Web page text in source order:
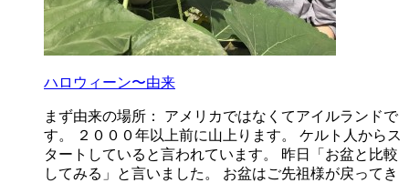
ハロウィーン〜由来
まず由来の場所： アメリカではなくてアイルランドで
す。 ２０００年以上前に山上ります。 ケルト人からス
タートしていると言われています。 昨日「お盆と比較
してみる」と言いました。 お盆はご先祖様が戻ってき